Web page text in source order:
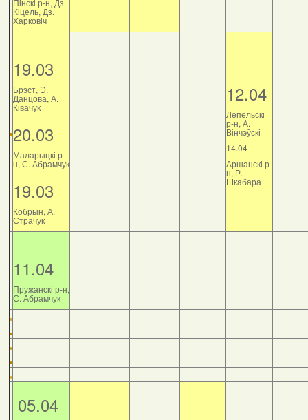
Пінскі р-н, Дз.
Кіцель, Дз.
Харковіч
19.03
Брэст, Э.
Данцова, А.
Ківачук
20.03
Маларыцкі р-
н, С. Абрамчук
19.03
Кобрын, А.
Страчук
12.04
Лепельскі
р-н, А.
Вінчэўскі
14.04
Аршанскі р-
н, Р.
Шкабара
11.04
Пружанскі р-н,
С. Абрамчук
05.04